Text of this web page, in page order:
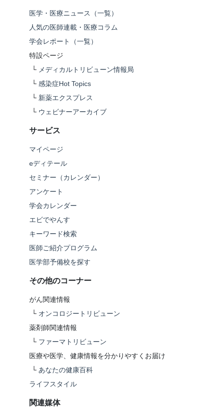
医学・医療ニュース（一覧）
人気の医師連載・医療コラム
学会レポート（一覧）
特設ページ
└ メディカルトリビューン情報局
└ 感染症Hot Topics
└ 新薬エクスプレス
└ ウェビナーアーカイブ
サービス
マイページ
eディテール
セミナー（カレンダー）
アンケート
学会カレンダー
エビでやんす
キーワード検索
医師ご紹介プログラム
医学部予備校を探す
その他のコーナー
がん関連情報
└ オンコロジートリビューン
薬剤師関連情報
└ ファーマトリビューン
医療や医学、健康情報を分かりやすくお届け
└ あなたの健康百科
ライフスタイル
関連媒体